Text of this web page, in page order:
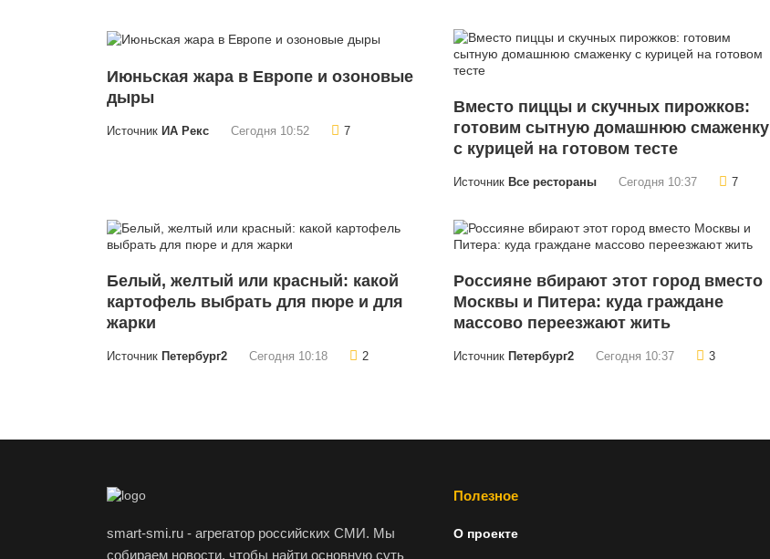
Июньская жара в Европе и озоновые
дыры
Источник ИА Рекс Сегодня 10:52 7
Вместо пиццы и скучных пирожков:
готовим сытную домашнюю смаженку
с курицей на готовом тесте
Источник Все рестораны Сегодня 10:37 7
Белый, желтый или красный: какой
картофель выбрать для пюре и для
жарки
Источник Петербург2 Сегодня 10:18 2
Россияне вбирают этот город вместо
Москвы и Питера: куда граждане
массово переезжают жить
Источник Петербург2 Сегодня 10:37 3
smart-smi.ru - агрегатор российских СМИ. Мы
собираем новости, чтобы найти основную суть
Полезное
О проекте